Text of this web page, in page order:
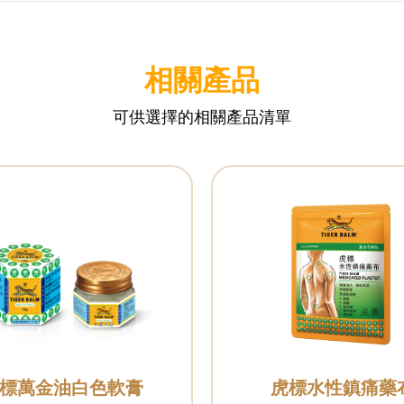
相關產品
可供選擇的相關產品清單
萬金油白色軟膏 虎標水性鎮痛藥